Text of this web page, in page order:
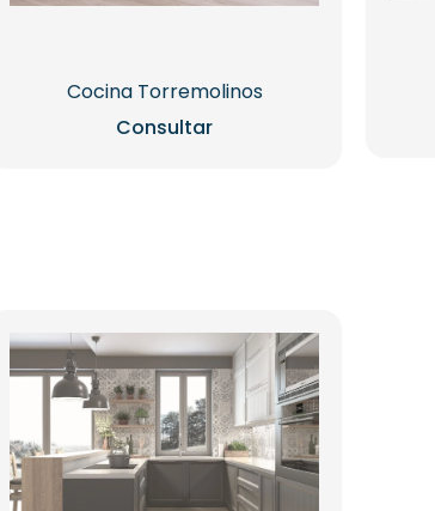
Cocina Torremolinos
Consultar